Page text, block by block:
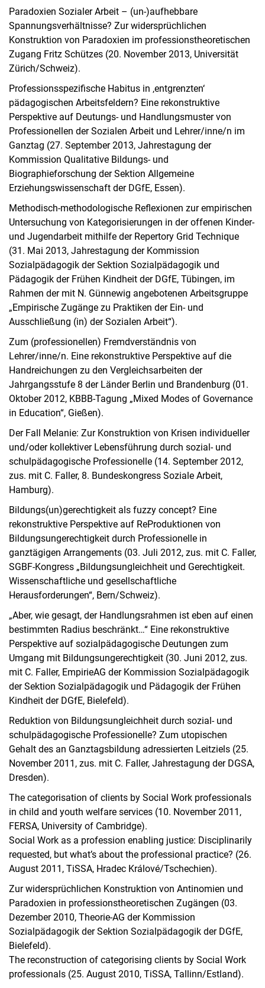
Paradoxien Sozialer Arbeit – (un-)aufhebbare
Spannungsverhältnisse? Zur widersprüchlichen
Konstruktion von Paradoxien im professionstheoretischen
Zugang Fritz Schützes (20. November 2013, Universität
Zürich/Schweiz).
Professionsspezifische Habitus in ‚entgrenzten‘
pädagogischen Arbeitsfeldern? Eine rekonstruktive
Perspektive auf Deutungs- und Handlungsmuster von
Professionellen der Sozialen Arbeit und Lehrer/inne/n im
Ganztag (27. September 2013, Jahrestagung der
Kommission Qualitative Bildungs- und
Biographieforschung der Sektion Allgemeine
Erziehungswissenschaft der DGfE, Essen).
Methodisch-methodologische Reflexionen zur empirischen
Untersuchung von Kategorisierungen in der offenen Kinder-
und Jugendarbeit mithilfe der Repertory Grid Technique
(31. Mai 2013, Jahrestagung der Kommission
Sozialpädagogik der Sektion Sozialpädagogik und
Pädagogik der Frühen Kindheit der DGfE, Tübingen, im
Rahmen der mit N. Günnewig angebotenen Arbeitsgruppe
„Empirische Zugänge zu Praktiken der Ein- und
Ausschließung (in) der Sozialen Arbeit“).
Zum (professionellen) Fremdverständnis von
Lehrer/inne/n. Eine rekonstruktive Perspektive auf die
Handreichungen zu den Vergleichsarbeiten der
Jahrgangsstufe 8 der Länder Berlin und Brandenburg (01.
Oktober 2012, KBBB-Tagung „Mixed Modes of Governance
in Education“, Gießen).
Der Fall Melanie: Zur Konstruktion von Krisen individueller
und/oder kollektiver Lebensführung durch sozial- und
schulpädagogische Professionelle (14. September 2012,
zus. mit C. Faller, 8. Bundeskongress Soziale Arbeit,
Hamburg).
Bildungs(un)gerechtigkeit als fuzzy concept? Eine
rekonstruktive Perspektive auf ReProduktionen von
Bildungsungerechtigkeit durch Professionelle in
ganztägigen Arrangements (03. Juli 2012, zus. mit C. Faller,
SGBF-Kongress „Bildungsungleichheit und Gerechtigkeit.
Wissenschaftliche und gesellschaftliche
Herausforderungen“, Bern/Schweiz).
„Aber, wie gesagt, der Handlungsrahmen ist eben auf einen
bestimmten Radius beschränkt…“ Eine rekonstruktive
Perspektive auf sozialpädagogische Deutungen zum
Umgang mit Bildungsungerechtigkeit (30. Juni 2012, zus.
mit C. Faller, EmpirieAG der Kommission Sozialpädagogik
der Sektion Sozialpädagogik und Pädagogik der Frühen
Kindheit der DGfE, Bielefeld).
Reduktion von Bildungsungleichheit durch sozial- und
schulpädagogische Professionelle? Zum utopischen
Gehalt des an Ganztagsbildung adressierten Leitziels (25.
November 2011, zus. mit C. Faller, Jahrestagung der DGSA,
Dresden).
The categorisation of clients by Social Work professionals
in child and youth welfare services (10. November 2011,
FERSA, University of Cambridge).
Social Work as a profession enabling justice: Disciplinarily
requested, but what’s about the professional practice? (26.
August 2011, TiSSA, Hradec Králové/Tschechien).
Zur widersprüchlichen Konstruktion von Antinomien und
Paradoxien in professionstheoretischen Zugängen (03.
Dezember 2010, Theorie-AG der Kommission
Sozialpädagogik der Sektion Sozialpädagogik der DGfE,
Bielefeld).
The reconstruction of categorising clients by Social Work
professionals (25. August 2010, TiSSA, Tallinn/Estland).